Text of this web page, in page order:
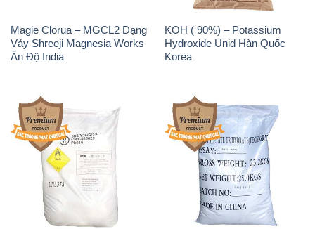
Phèn Nhôm – Al2(SO4)3 17%
Trung Quốc China
Sodium Sulfide NA2S – Đá
Thối Liyuan Trung Quốc China